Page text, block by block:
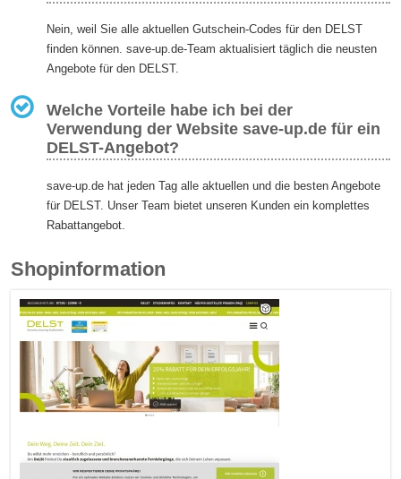
Nein, weil Sie alle aktuellen Gutschein-Codes für den DELST
finden können. save-up.de-Team aktualisiert täglich die neusten
Angebote für den DELST.
Welche Vorteile habe ich bei der
Verwendung der Website save-up.de für ein
DELST-Angebot?
save-up.de hat jeden Tag alle aktuellen und die besten Angebote
für DELST. Unser Team bietet unseren Kunden ein komplettes
Rabattangebot.
Shopinformation